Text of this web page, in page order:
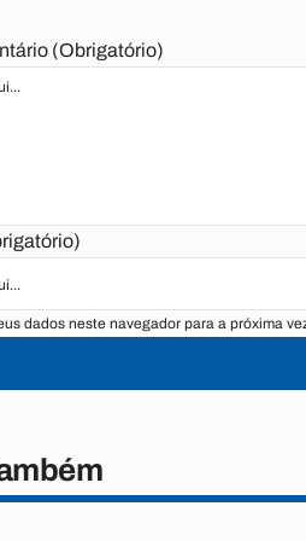
(Obrigatório)
dados neste navegador para a próxima